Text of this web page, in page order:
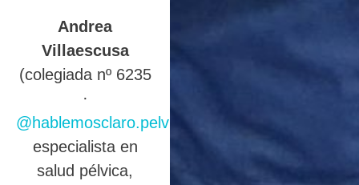
Andrea
Villaescusa
(colegiada nº 6235
·
@hablemosclaro.pelvic
),
especialista en
salud pélvica,